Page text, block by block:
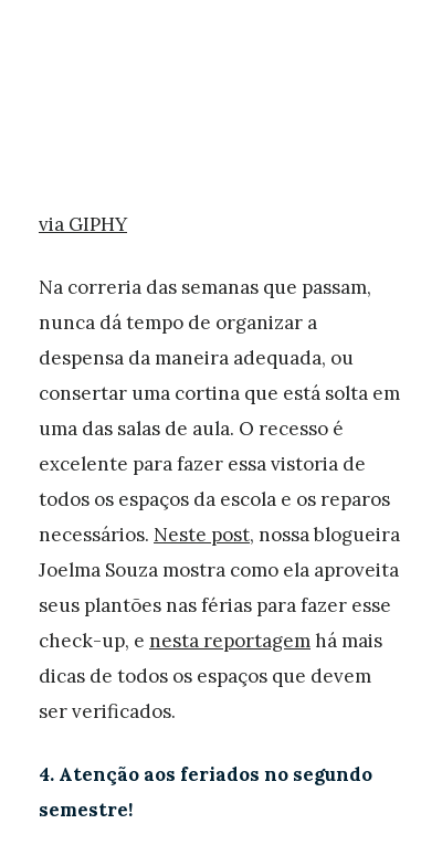
via GIPHY
Na correria das semanas que passam,
nunca dá tempo de organizar a
despensa da maneira adequada, ou
consertar uma cortina que está solta em
uma das salas de aula. O recesso é
excelente para fazer essa vistoria de
todos os espaços da escola e os reparos
necessários. Neste post, nossa blogueira
Joelma Souza mostra como ela aproveita
seus plantões nas férias para fazer esse
check-up, e nesta reportagemhá mais
dicas de todos os espaços que devem
ser verificados.
4. Atenção aos feriados no segundo
semestre!